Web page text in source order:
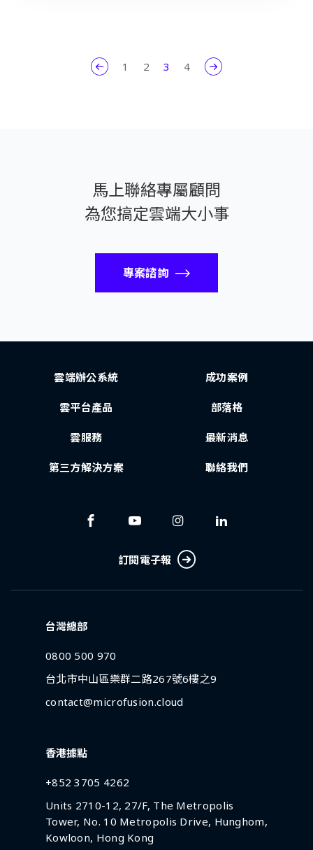
1 2 3 4
馬上聯絡專屬顧問
為您搞定雲端大小事
專案諮詢
雲端辦公系統
雲平台產品
雲服務
第三方解決方案
成功案例
部落格
最新消息
聯絡我們
訂閱電子報
台灣總部
0800 500 970
台北市中山區樂群二路267號6樓之9
contact@microfusion.cloud
香港據點
+852 3705 4262
Units 2710-12, 27/F, The Metropolis
Tower, No. 10 Metropolis Drive, Hunghom,
Kowloon, Hong Kong